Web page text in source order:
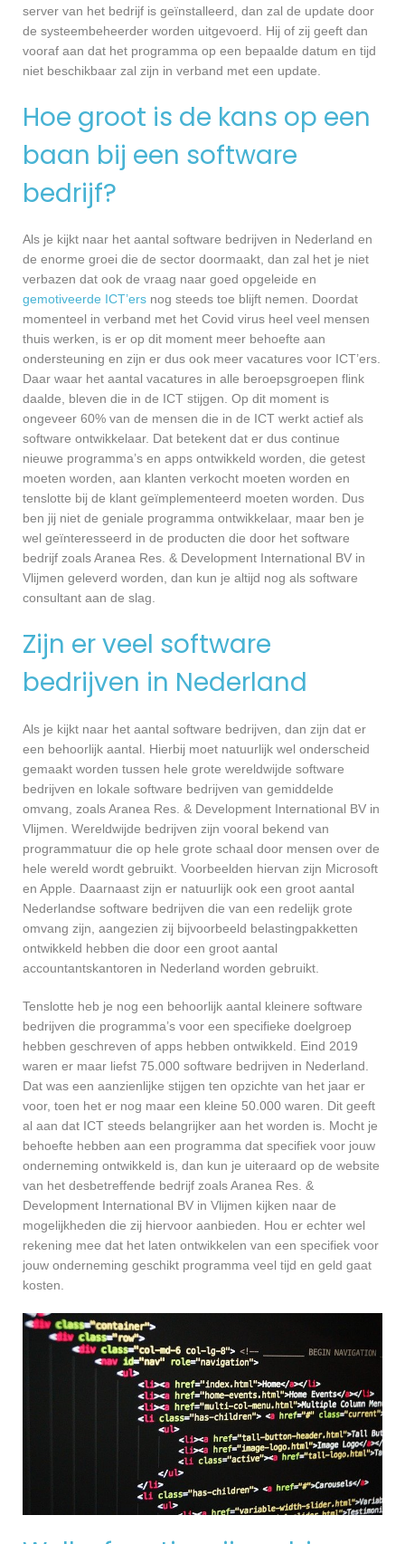
server van het bedrijf is geïnstalleerd, dan zal de update door
de systeembeheerder worden uitgevoerd. Hij of zij geeft dan
vooraf aan dat het programma op een bepaalde datum en tijd
niet beschikbaar zal zijn in verband met een update.
Hoe groot is de kans op een
baan bij een software
bedrijf?
Als je kijkt naar het aantal software bedrijven in Nederland en
de enorme groei die de sector doormaakt, dan zal het je niet
verbazen dat ook de vraag naar goed opgeleide en
gemotiveerde ICT’ers nog steeds toe blijft nemen. Doordat
momenteel in verband met het Covid virus heel veel mensen
thuis werken, is er op dit moment meer behoefte aan
ondersteuning en zijn er dus ook meer vacatures voor ICT’ers.
Daar waar het aantal vacatures in alle beroepsgroepen flink
daalde, bleven die in de ICT stijgen. Op dit moment is
ongeveer 60% van de mensen die in de ICT werkt actief als
software ontwikkelaar. Dat betekent dat er dus continue
nieuwe programma’s en apps ontwikkeld worden, die getest
moeten worden, aan klanten verkocht moeten worden en
tenslotte bij de klant geïmplementeerd moeten worden. Dus
ben jij niet de geniale programma ontwikkelaar, maar ben je
wel geïnteresseerd in de producten die door het software
bedrijf zoals Aranea Res. & Development International BV in
Vlijmen geleverd worden, dan kun je altijd nog als software
consultant aan de slag.
Zijn er veel software
bedrijven in Nederland
Als je kijkt naar het aantal software bedrijven, dan zijn dat er
een behoorlijk aantal. Hierbij moet natuurlijk wel onderscheid
gemaakt worden tussen hele grote wereldwijde software
bedrijven en lokale software bedrijven van gemiddelde
omvang, zoals Aranea Res. & Development International BV in
Vlijmen. Wereldwijde bedrijven zijn vooral bekend van
programmatuur die op hele grote schaal door mensen over de
hele wereld wordt gebruikt. Voorbeelden hiervan zijn Microsoft
en Apple. Daarnaast zijn er natuurlijk ook een groot aantal
Nederlandse software bedrijven die van een redelijk grote
omvang zijn, aangezien zij bijvoorbeeld belastingpakketten
ontwikkeld hebben die door een groot aantal
accountantskantoren in Nederland worden gebruikt.
Tenslotte heb je nog een behoorlijk aantal kleinere software
bedrijven die programma’s voor een specifieke doelgroep
hebben geschreven of apps hebben ontwikkeld. Eind 2019
waren er maar liefst 75.000 software bedrijven in Nederland.
Dat was een aanzienlijke stijgen ten opzichte van het jaar er
voor, toen het er nog maar een kleine 50.000 waren. Dit geeft
al aan dat ICT steeds belangrijker aan het worden is. Mocht je
behoefte hebben aan een programma dat specifiek voor jouw
onderneming ontwikkeld is, dan kun je uiteraard op de website
van het desbetreffende bedrijf zoals Aranea Res. &
Development International BV in Vlijmen kijken naar de
mogelijkheden die zij hiervoor aanbieden. Hou er echter wel
rekening mee dat het laten ontwikkelen van een specifiek voor
jouw onderneming geschikt programma veel tijd en geld gaat
kosten.